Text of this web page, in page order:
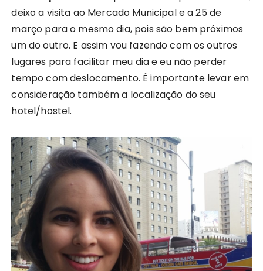
deixo a visita ao Mercado Municipal e a 25 de
março para o mesmo dia, pois são bem próximos
um do outro. E assim vou fazendo com os outros
lugares para facilitar meu dia e eu não perder
tempo com deslocamento. É importante levar em
consideração também a localização do seu
hotel/hostel.